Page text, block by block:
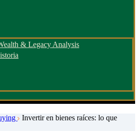
& Legacy Analysis
Invertir en bienes raíces: lo que